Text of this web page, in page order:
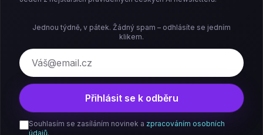
Jednou týdně, v pátek. Žádný spam – odhlásíte se jedním
klikem.
E-mail
Přihlásit se k odběru
Souhlasím se zasíláním novinek a zpracováním osobních
údajů.